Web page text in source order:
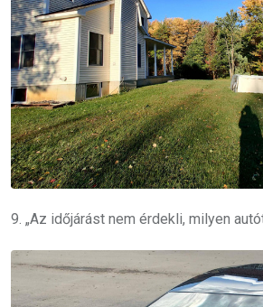
9. „Az időjárást nem érdekli, milyen